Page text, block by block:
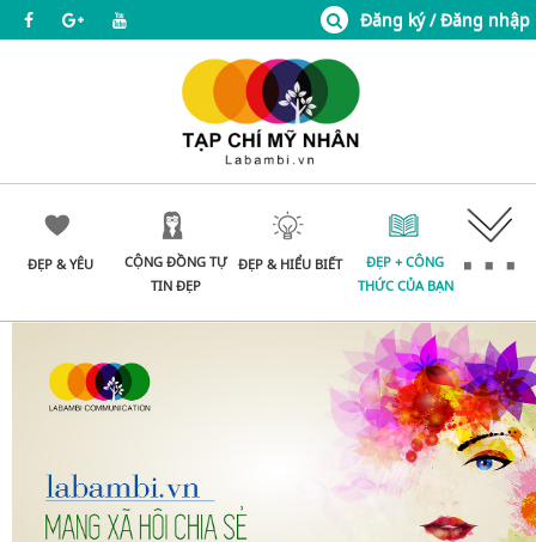
Đăng ký / Đăng nhập
ĐẸP & YÊU
CỘNG ĐỒNG TỰ
TIN ĐẸP
ĐẸP & HIỂU BIẾT
ĐẸP + CÔNG
THỨC CỦA BẠN